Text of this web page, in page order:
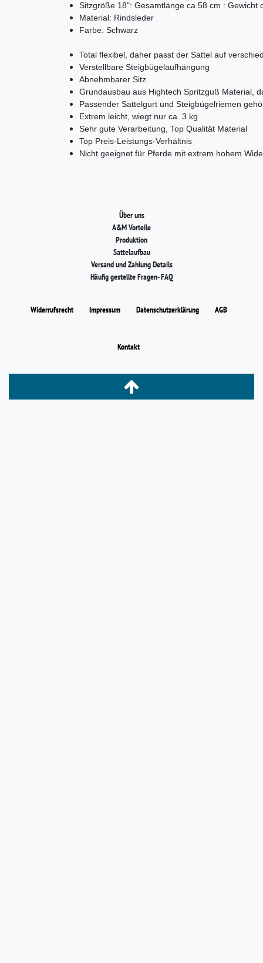
Sitzgröße 18": Gesamtlänge ca.58 cm : Gewicht
Material: Rindsleder
Farbe: Schwarz
Total flexibel, daher passt der Sattel auf
Verstellbare Steigbügelaufhängung
Abnehmbarer Sitz.
Grundausbau aus Hightech Spritzguß Material,
Passender Sattelgurt und Steigbügelriemen
Extrem leicht, wiegt nur ca. 3 kg
Sehr gute Verarbeitung, Top Qualität Material
Top Preis-Leistungs-Verhältnis
Nicht geeignet für Pferde mit extrem hohem
Über uns
A&M Vorteile
Produktion
Sattelaufbau
Versand und Zahlung Details
Häufig gestellte Fragen- FAQ
Widerrufs­recht Impressum Daten­schutz­erklärung AGB
Kontakt